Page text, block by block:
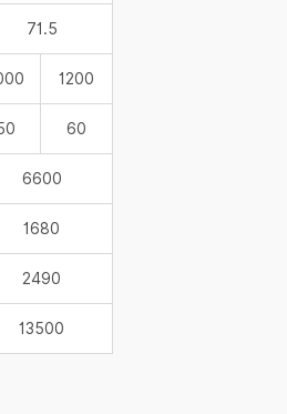
71.5
1200
60
6600
1680
2490
13500